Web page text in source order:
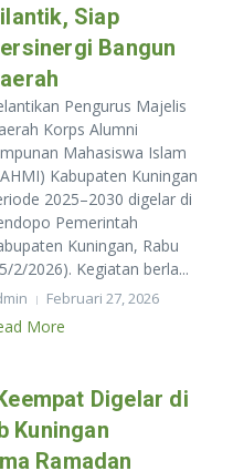
Siap
Bangun
Pengurus Majelis
Korps Alumni
Mahasiswa Islam
Kabupaten Kuningan
2025–2030 digelar di
Pemerintah
Kuningan, Rabu
2/2026). Kegiatan berla...
Februari 27, 2026
More
Digelar di
Kuningan
Ramadan